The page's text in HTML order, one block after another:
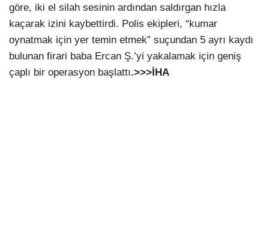
göre, iki el silah sesinin ardından saldırgan hızla
kaçarak izini kaybettirdi. Polis ekipleri, “kumar
oynatmak için yer temin etmek” suçundan 5 ayrı kaydı
bulunan firari baba Ercan Ş.’yi yakalamak için geniş
çaplı bir operasyon başlattı.>>>İHA